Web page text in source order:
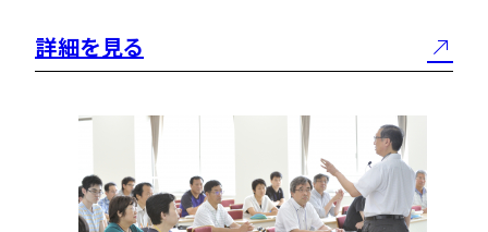
詳細を見る